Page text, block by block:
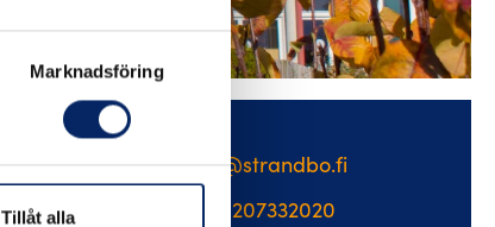
Marknadsföring
Tillåt alla
email info@strandbo.fi
+358207332020